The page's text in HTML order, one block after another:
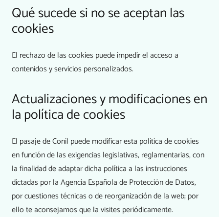
Qué sucede si no se aceptan las
cookies
El rechazo de las cookies puede impedir el acceso a
contenidos y servicios personalizados.
Actualizaciones y modificaciones en
la política de cookies
El pasaje de Conil puede modificar esta política de cookies
en función de las exigencias legislativas, reglamentarias, con
la finalidad de adaptar dicha política a las instrucciones
dictadas por la Agencia Española de Protección de Datos,
por cuestiones técnicas o de reorganización de la web; por
ello te aconsejamos que la visites periódicamente.